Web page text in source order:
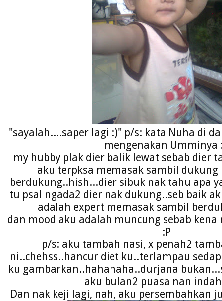
"sayalah....saper lagi :)" p/s: kata Nuha di
mengenakan Umminya
my hubby plak dier balik lewat sebab dier
aku terpksa memasak sambil dukung
berdukung..hish...dier sibuk nak tahu apa
tu psal ngada2 dier nak dukung..seb baik
adalah expert memasak sambil
dan mood aku adalah muncung sebab
:P
p/s: aku tambah nasi, x penah2
ni..chehss..hancur diet ku..terlampau
ku gambarkan..hahahaha..durjana
aku bulan2 puasa nan
Dan nak keji lagi, nah, aku persembahkan